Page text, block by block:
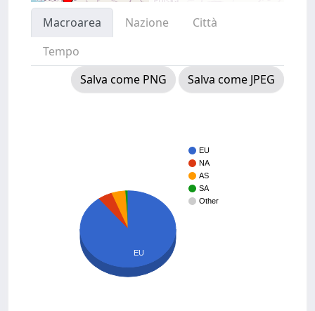
Macroarea Nazione
Città
Tempo
Salva come PNG
Salva come JPEG
EU
NA
AS
SA
Other
EU